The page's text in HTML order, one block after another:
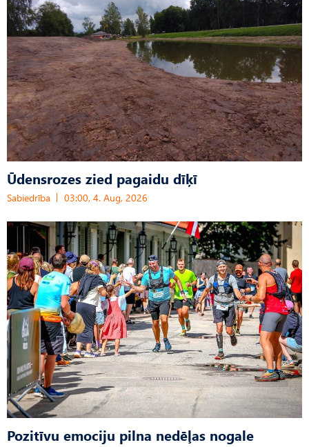
Ūdensrozes zied pagaidu dīķī
Sabiedrība 03:00, 4. Aug, 2026
Pozitīvu emociju pilna nedēļas nogale